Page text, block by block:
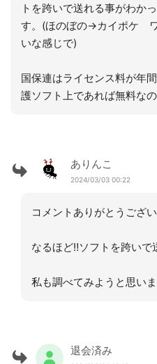
トを跨いで送れる事がわか
す。(ほのぼの→カイポケ
いな感じで)
国保連はライセンス料が年
護ソフト上であれば無料なの
ありんこ
2024/03/03 00:22
コメントありがとうござ
なるほど‼︎ソフトを跨いで
私も調べてみようと思い
退会済み